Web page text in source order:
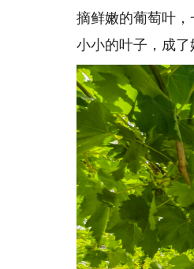
摘鲜嫩的葡萄叶
小小的叶子，成了